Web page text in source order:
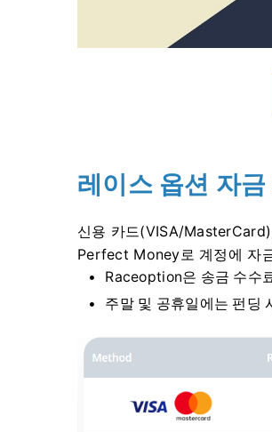
레이스 옵션 자
신용 카드(VISA/
Perfect Money로 계정에 자
Raceoption은 송금 수수
주말 및 공휴일에는 펀딩